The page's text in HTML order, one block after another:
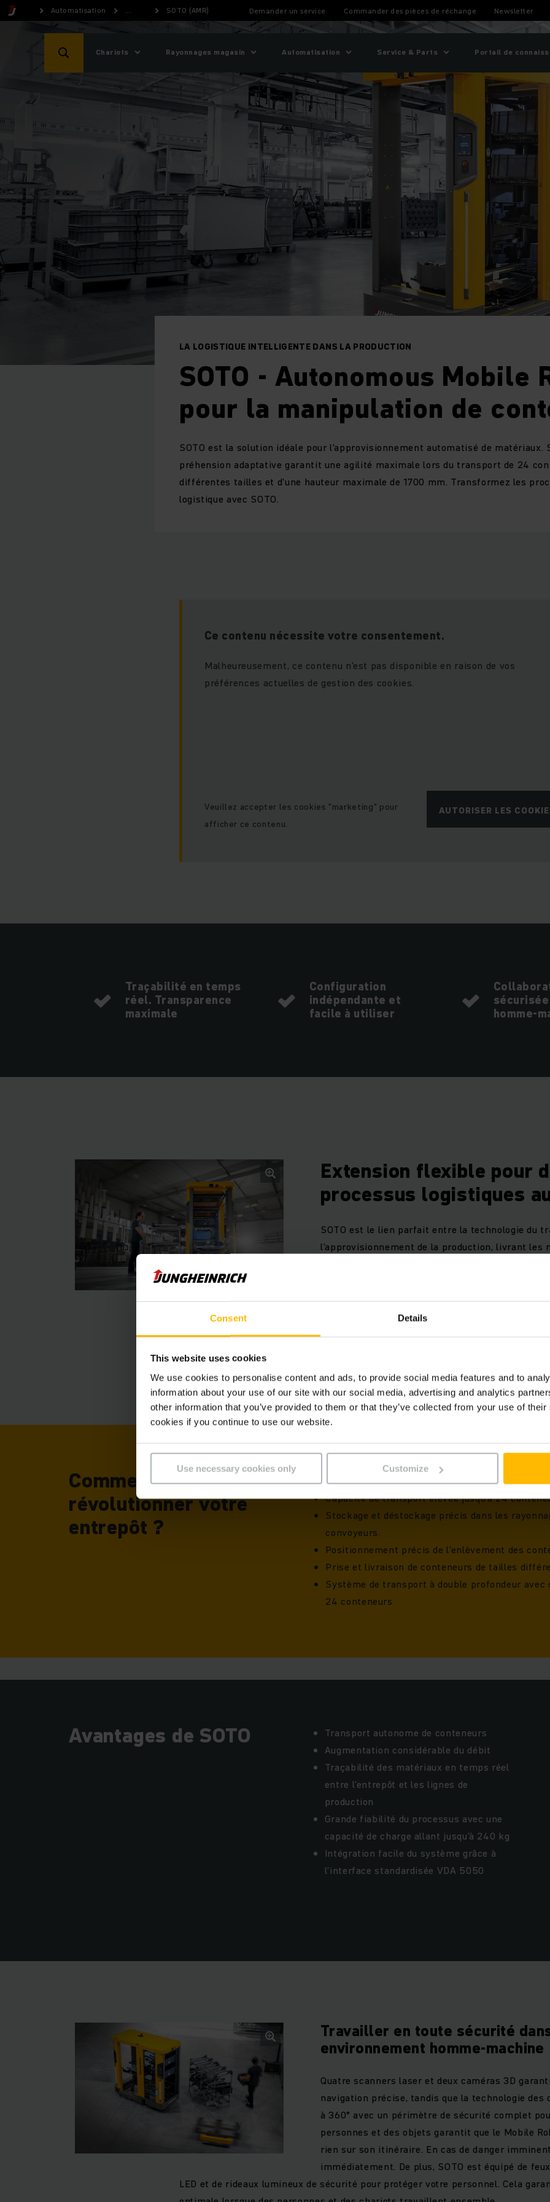
Consent Details
This website uses cookies
We use cookies to personalise content and ads, to provide social media features and to
information about your use of our site with our social media, advertising and analytics
other information that you’ve provided to them or that they’ve collected from your use of
cookies if you continue to use our website.
Use necessary cookies only Customize
Automatisation ... SOTO (AMR) Demander un service Commander des pièces de réchange Newsletter
Chariots Rayonnages magasin Automatisation Service & Parts Portail de
LA LOGISTIQUE INTELLIGENTE DANS LA PRODUCTION
SOTO - Autonomous Mobile
pour la manipulation de
SOTO est la solution idéale pour l'approvisionnement automatisé de matériaux.
préhension adaptative garantit une agilité maximale lors du transport de 24
différentes tailles et d'une hauteur maximale de 1700 mm. Transformez les
logistique avec SOTO.
Ce contenu nécessite votre consentement.
Malheureusement, ce contenu n'est pas disponible en raison de vos
préférences actuelles de gestion des cookies.
Veuillez accepter les cookies "marketing" pour
afficher ce contenu.
AUTORISER LES
Traçabilité en temps
réel. Transparence
maximale
Configuration
indépendante et
facile à utiliser
homme-
Extension flexible pour
processus logistiques
SOTO est le lien parfait entre la technologie du
l'approvisionnement de la production, livrant les
l'intelligence artificielle pour s'adapter aux
l'environnement et à l'évolution de la demande. Il améliore ainsi non seulement
processus, mais aussi la rentabilité.
Comment SOTO va-t-il
révolutionner votre
entrepôt ?
Manipulation plus efficace des conteneurs
Capacité de transport élevée jusqu'à 24
Stockage et déstockage précis dans les
convoyeurs.
Positionnement précis de l'enlèvement des
Prise et livraison de conteneurs de tailles
Système de transport à double profondeur
24 conteneurs
Avantages de SOTO
Transport autonome de conteneurs
Augmentation considérable du débit
Traçabilité des matériaux en temps réel
entre l'entrepôt et les lignes de
production
Grande fiabilité du processus avec une
capacité de charge allant jusqu'à 240 kg
Intégration facile du système grâce à
l'interface standardisée VDA 5050
Travailler en toute sécurité
environnement homme-machine
Quatre scanners laser et deux caméras 3D
navigation précise, tandis que la technologie des
à 360° avec un périmètre de sécurité complet
personnes et des objets garantit que le Mobile
rien sur son itinéraire. En cas de danger
immédiatement. De plus, SOTO est équipé de
LED et de rideaux lumineux de sécurité pour protéger votre personnel. Cela